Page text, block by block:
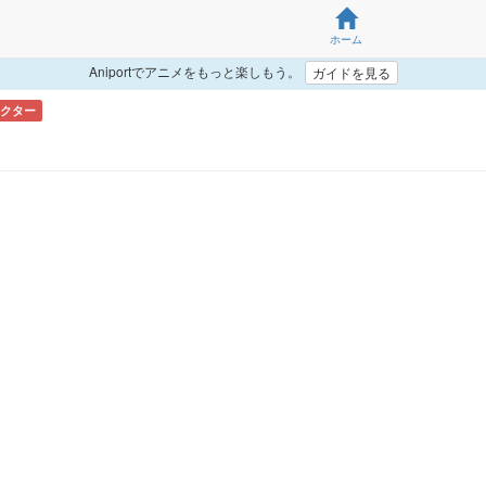
ホーム
Aniportでアニメをもっと楽しもう。 ガイドを見る
ター